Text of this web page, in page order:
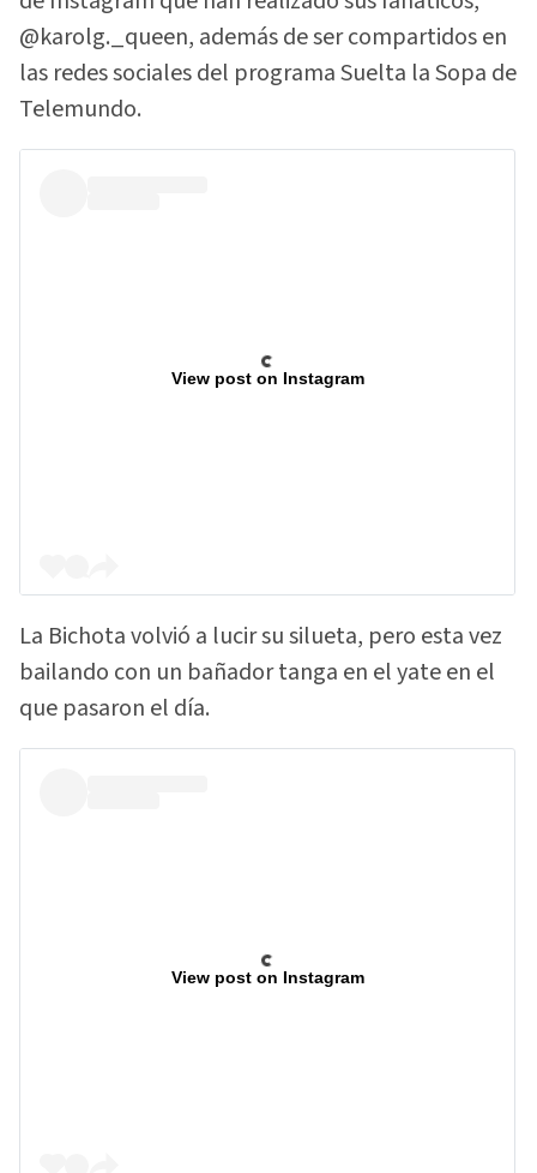
@karolg._queen, además de ser compartidos en
las redes sociales del programa Suelta la Sopa de
Telemundo.
View post on Instagram
La Bichota volvió a lucir su silueta, pero esta vez
bailando con un bañador tanga en el yate en el
que pasaron el día.
View post on Instagram